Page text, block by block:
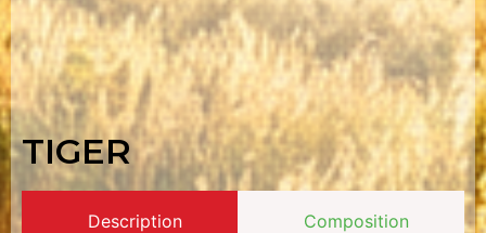
TIGER
Description Composition